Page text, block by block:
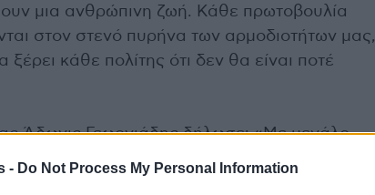
- Do Not Process My Personal Information
μια ανθρώπινη ζωή. Κάθε πρωτοβουλία
στον στενό πυρήνα των αρμοδιοτήτων μας,
κάθε πολίτης ότι δεν θα είναι ποτέ
Άδωνις Γεωργιάδης δήλωσε: «Με μεγάλο
με τον αρμόδιο αναπληρωτή
ένα πρόγραμμα από κοινού για